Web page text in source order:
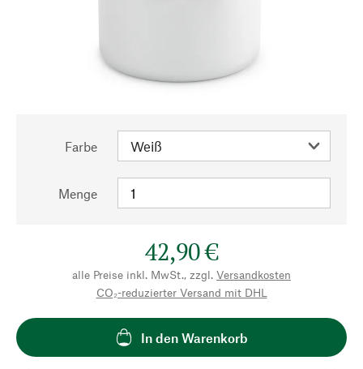
Farbe
Menge
42,90 €
alle Preise inkl. MwSt., zzgl. Versandkosten
CO₂-reduzierter Versand mit DHL
In den Warenkorb